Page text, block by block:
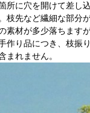
所に穴を開けて差し
枝先など繊細な部分
素材が多少落ちます
作り品につき、枝振
まれません。